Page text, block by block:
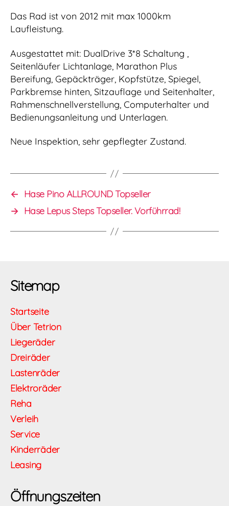
Das Rad ist von 2012 mit max 1000km
Laufleistung.
Ausgestattet mit: DualDrive 3*8 Schaltung ,
Seitenläufer Lichtanlage, Marathon Plus
Bereifung, Gepäckträger, Kopfstütze, Spiegel,
Parkbremse hinten, Sitzauflage und Seitenhalter,
Rahmenschnellverstellung, Computerhalter und
Bedienungsanleitung und Unterlagen.
Neue Inspektion, sehr gepflegter Zustand.
← Hase Pino ALLROUND Topseller
→ Hase Lepus Steps Topseller. Vorführrad!
Sitemap
Startseite
Über Tetrion
Liegeräder
Dreiräder
Lastenräder
Elektroräder
Reha
Verleih
Service
Kinderräder
Leasing
Öffnungszeiten